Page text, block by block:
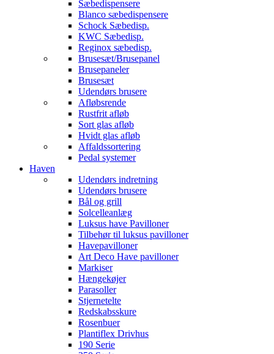
Sæbedispensere
Blanco sæbedispensere
Schock Sæbedisp.
KWC Sæbedisp.
Reginox sæbedisp.
Brusesæt/Brusepanel
Brusepaneler
Brusesæt
Udendørs brusere
Afløbsrende
Rustfrit afløb
Sort glas afløb
Hvidt glas afløb
Affaldssortering
Pedal systemer
Haven
Udendørs indretning
Udendørs brusere
Bål og grill
Solcelleanlæg
Luksus have Pavilloner
Tilbehør til luksus pavilloner
Havepavilloner
Art Deco Have pavilloner
Markiser
Hængekøjer
Parasoller
Stjernetelte
Redskabsskure
Rosenbuer
Plantiflex Drivhus
190 Serie